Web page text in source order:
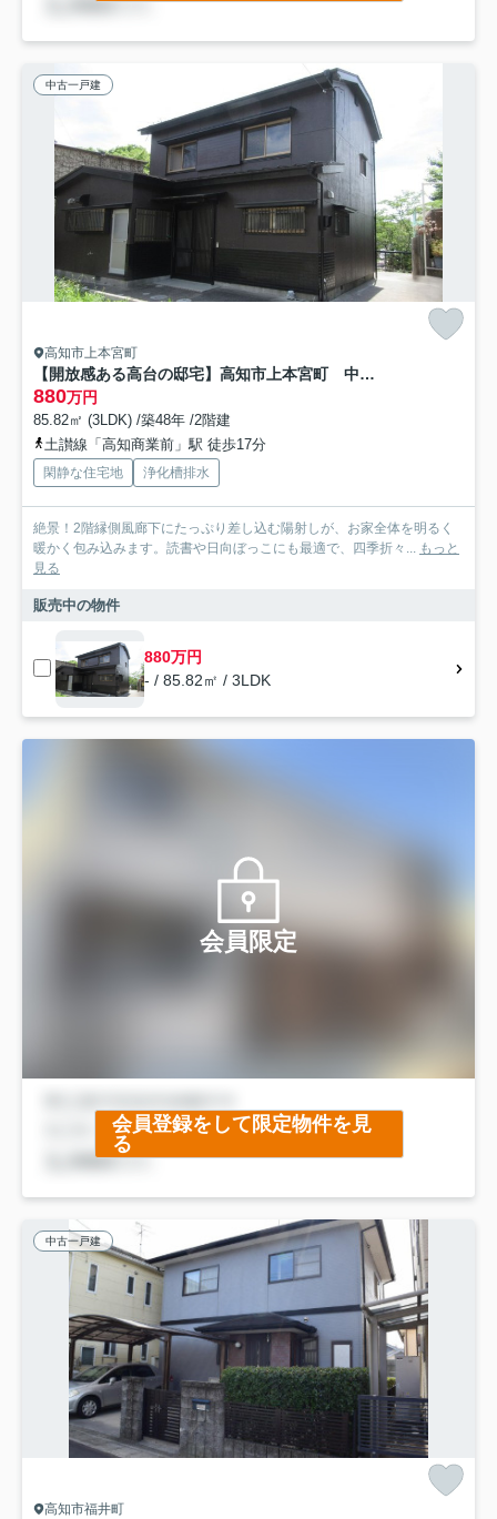
中古一戸建
高知市上本宮町
【開放感ある高台の邸宅】高知市上本宮町 中古一戸建て
880万円
85.82㎡ (3LDK) /築48年 /2階建
土讃線「高知商業前」駅 徒歩17分
閑静な住宅地 浄化槽排水
絶景！2階縁側風廊下にたっぷり差し込む陽射しが、お家全体を明るく
暖かく包み込みます。読書や日向ぼっこにも最適で、四季折々... もっと
見る
販売中の物件
880万円
- / 85.82㎡ / 3LDK
会員限定
会員登録をして限定物件を見
る
中古一戸建
高知市福井町